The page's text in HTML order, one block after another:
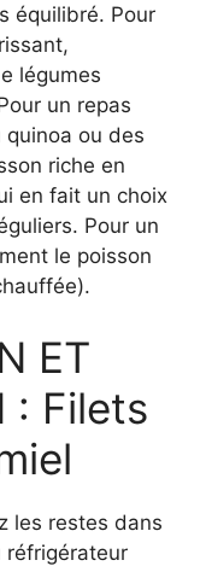
équilibré. Pour
légumes
un repas
ou des
riche en
en fait un choix
Pour un
le poisson
ET
: Filets
les restes dans
réfrigérateur